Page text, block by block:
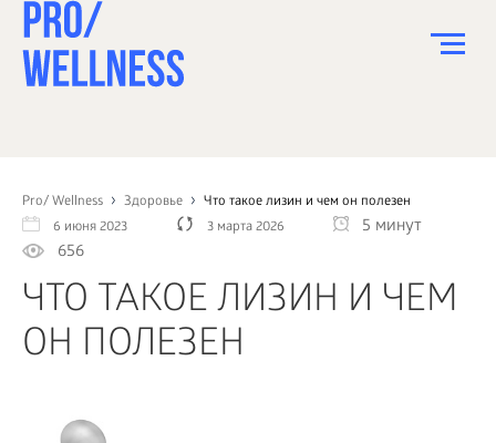
Pro/ Wellness Здоровье
Что такое лизин и чем он полезен
6 июня 2023
3 марта 2026
5 минут
656
ЧТО ТАКОЕ ЛИЗИН И ЧЕМ
ОН ПОЛЕЗЕН
СПОРТ
ЗДОРОВЬЕ
КРАСОТА
ПСИХОЛОГИЯ